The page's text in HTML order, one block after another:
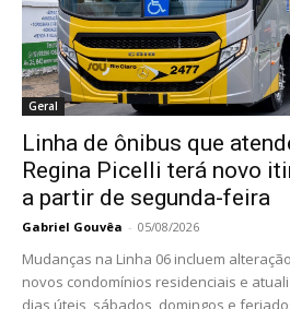
Geral
Linha de ônibus que
Regina Picelli terá novo
a partir de segunda-feira
Gabriel Gouvêa - 05/08/2026
Mudanças na Linha 06 incluem
novos condomínios residenciais e
dias úteis, sábados, domingos e